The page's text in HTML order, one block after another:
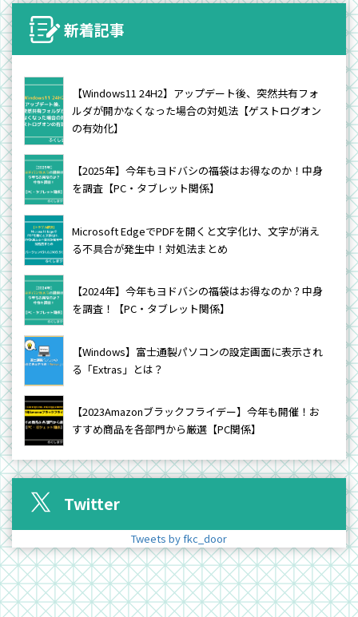
新着記事
【Windows11 24H2】アップデート後、突然共有フォ
ルダが開かなくなった場合の対処法【ゲストログオン
の有効化】
【2025年】今年もヨドバシの福袋はお得なのか！中身
を調査【PC・タブレット関係】
Microsoft EdgeでPDFを開くと文字化け、文字が消え
る不具合が発生中！対処法まとめ
【2024年】今年もヨドバシの福袋はお得なのか？中身
を調査！【PC・タブレット関係】
【Windows】富士通製パソコンの設定画面に表示され
る「Extras」とは？
【2023Amazonブラックフライデー】今年も開催！お
すすめ商品を各部門から厳選【PC関係】
Twitter
Tweets by fkc_door